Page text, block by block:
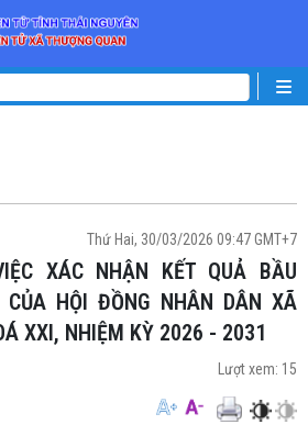
Thứ Hai, 30/03/2026 09:47 GMT+7
CỦA HỘI ĐỒNG NHÂN DÂN XÃ
XXI, NHIỆM KỲ 2026 - 2031
Lượt xem: 15